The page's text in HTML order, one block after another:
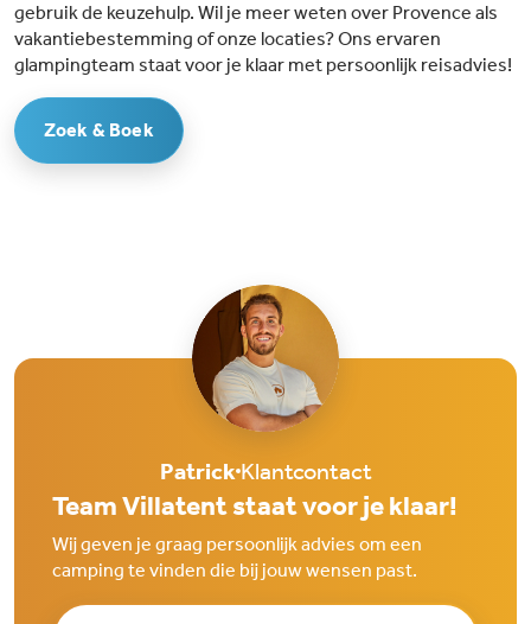
gebruik de keuzehulp. Wil je meer weten over Provence als
vakantiebestemming of onze locaties? Ons ervaren
glampingteam staat voor je klaar met persoonlijk reisadvies!
Zoek & Boek
PatrickKlantcontact
Team Villatent staat voor je klaar!
Wij geven je graag persoonlijk advies om een
camping te vinden die bij jouw wensen past.